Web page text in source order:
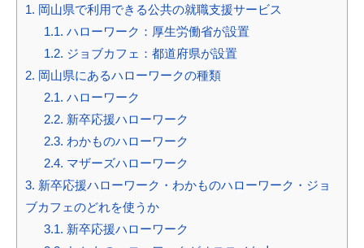
1. 岡山県で利用できる公共の就職支援サービス
1.1. ハローワーク：厚生労働省が設置
1.2. ジョブカフェ：都道府県が設置
2. 岡山県にあるハローワークの種類
2.1. ハローワーク
2.2. 新卒応援ハローワーク
2.3. わかものハローワーク
2.4. マザーズハローワーク
3. 新卒応援ハローワーク・わかものハローワーク・ジョ
ブカフェのどれを使うか
3.1. 新卒応援ハローワーク